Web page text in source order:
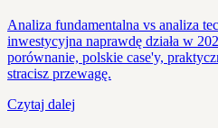
Analiza fundamentalna vs analiza
inwestycyjna naprawdę działa w
porównanie, polskie case'y,
stracisz przewagę.
Czytaj dalej